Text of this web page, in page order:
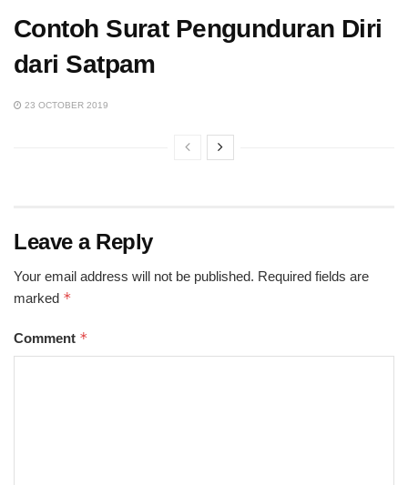
Contoh Surat Pengunduran Diri
dari Satpam
23 OCTOBER 2019
Leave a Reply
Your email address will not be published. Required fields are
marked *
Comment *